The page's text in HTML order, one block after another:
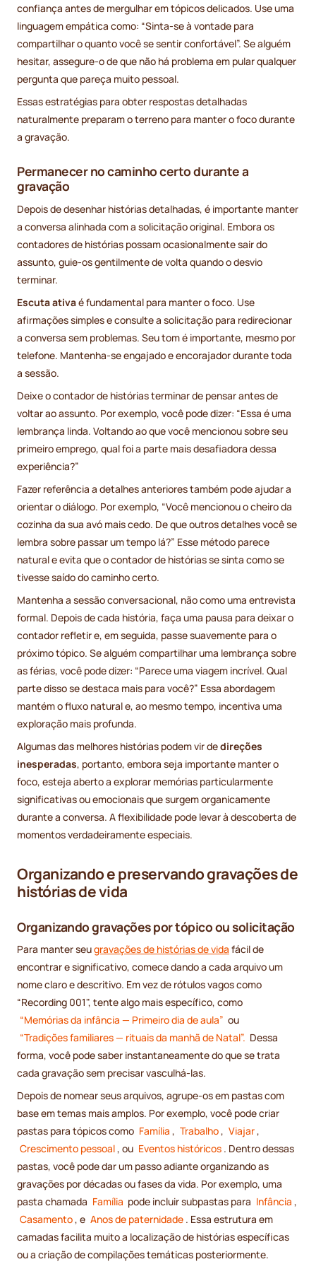
confiança antes de mergulhar em tópicos delicados. Use uma
linguagem empática como: “Sinta-se à vontade para
compartilhar o quanto você se sentir confortável”. Se alguém
hesitar, assegure-o de que não há problema em pular qualquer
pergunta que pareça muito pessoal.
Essas estratégias para obter respostas detalhadas
naturalmente preparam o terreno para manter o foco durante
a gravação.
Permanecer no caminho certo durante a
gravação
Depois de desenhar histórias detalhadas, é importante manter
a conversa alinhada com a solicitação original. Embora os
contadores de histórias possam ocasionalmente sair do
assunto, guie-os gentilmente de volta quando o desvio
terminar.
Escuta ativaé fundamental para manter o foco. Use
afirmações simples e consulte a solicitação para redirecionar
a conversa sem problemas. Seu tom é importante, mesmo por
telefone. Mantenha-se engajado e encorajador durante toda
a sessão.
Deixe o contador de histórias terminar de pensar antes de
voltar ao assunto. Por exemplo, você pode dizer: “Essa é uma
lembrança linda. Voltando ao que você mencionou sobre seu
primeiro emprego, qual foi a parte mais desafiadora dessa
experiência?”
Fazer referência a detalhes anteriores também pode ajudar a
orientar o diálogo. Por exemplo, “Você mencionou o cheiro da
cozinha da sua avó mais cedo. De que outros detalhes você se
lembra sobre passar um tempo lá?” Esse método parece
natural e evita que o contador de histórias se sinta como se
tivesse saído do caminho certo.
Mantenha a sessão conversacional, não como uma entrevista
formal. Depois de cada história, faça uma pausa para deixar o
contador refletir e, em seguida, passe suavemente para o
próximo tópico. Se alguém compartilhar uma lembrança sobre
as férias, você pode dizer: “Parece uma viagem incrível. Qual
parte disso se destaca mais para você?” Essa abordagem
mantém o fluxo natural e, ao mesmo tempo, incentiva uma
exploração mais profunda.
Algumas das melhores histórias podem vir dedireções
inesperadas, portanto, embora seja importante manter o
foco, esteja aberto a explorar memórias particularmente
significativas ou emocionais que surgem organicamente
durante a conversa. A flexibilidade pode levar à descoberta de
momentos verdadeiramente especiais.
Organizando e preservando gravações de
histórias de vida
Organizando gravações por tópico ou solicitação
Para manter seugravações de histórias de vida fácil de
encontrar e significativo, comece dando a cada arquivo um
nome claro e descritivo. Em vez de rótulos vagos como
“Recording 001", tente algo mais específico, como
“Memórias da infância — Primeiro dia de aula” ou
“Tradições familiares — rituais da manhã de Natal”. Dessa
forma, você pode saber instantaneamente do que se trata
cada gravação sem precisar vasculhá-las.
Depois de nomear seus arquivos, agrupe-os em pastas com
base em temas mais amplos. Por exemplo, você pode criar
pastas para tópicos como Família , Trabalho, Viajar,
Crescimento pessoal, ou Eventos históricos . Dentro dessas
pastas, você pode dar um passo adiante organizando as
gravações por décadas ou fases da vida. Por exemplo, uma
pasta chamada Família pode incluir subpastas para Infância ,
Casamento, e Anos de paternidade . Essa estrutura em
camadas facilita muito a localização de histórias específicas
ou a criação de compilações temáticas posteriormente.